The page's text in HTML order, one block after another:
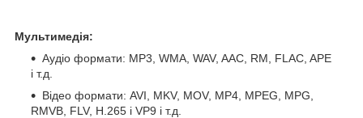
Мультимедія:
Аудіо формати: MP3, WMA, WAV, AAC, RM, FLAC, APE
і т.д.
Відео формати: AVI, MKV, MOV, MP4, MPEG, MPG,
RMVB, FLV, H.265 і VP9 і т.д.